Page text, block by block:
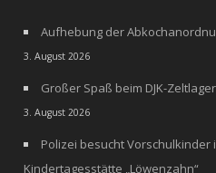
Aufhebung der
3. August 2026
Großer Spaß beim DJK-Zeltlager
3. August 2026
Polizei besucht Vorschulkinder
Kindertagesstätte „Löwenzahn“